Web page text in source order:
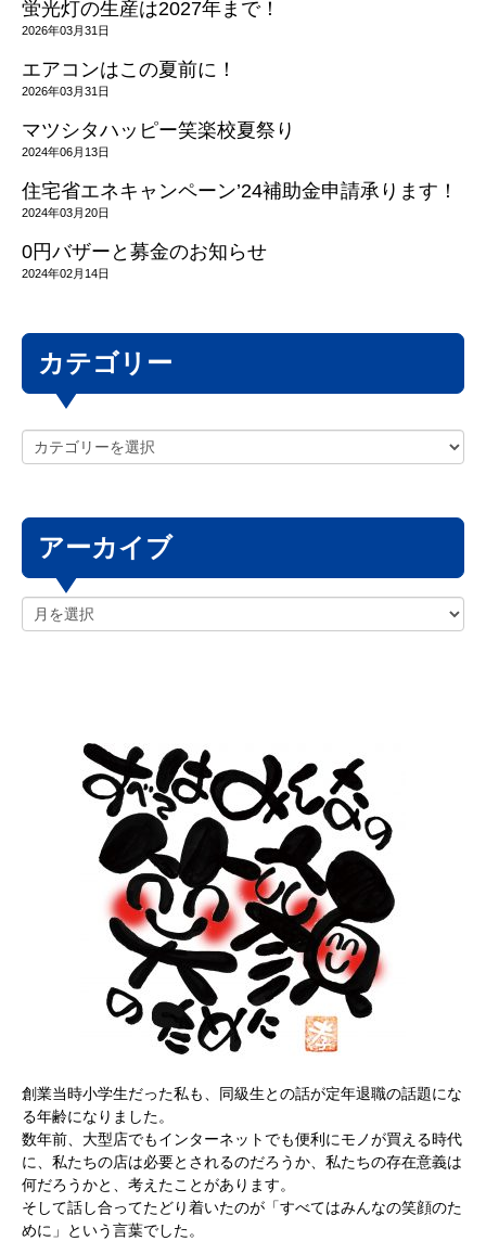
蛍光灯の生産は2027年まで！
2026年03月31日
エアコンはこの夏前に！
2026年03月31日
マツシタハッピー笑楽校夏祭り
2024年06月13日
住宅省エネキャンペーン’24補助金申請承ります！
2024年03月20日
0円バザーと募金のお知らせ
2024年02月14日
カテゴリー
アーカイブ
創業当時小学生だった私も、同級生との話が定年退職の話題にな
る年齢になりました。
数年前、大型店でもインターネットでも便利にモノが買える時代
に、私たちの店は必要とされるのだろうか、私たちの存在意義は
何だろうかと、考えたことがあります。
そして話し合ってたどり着いたのが「すべてはみんなの笑顔のた
めに」という言葉でした。